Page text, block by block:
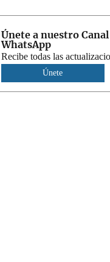
Únete a nuestro Canal
WhatsApp
Recibe todas las
Únete